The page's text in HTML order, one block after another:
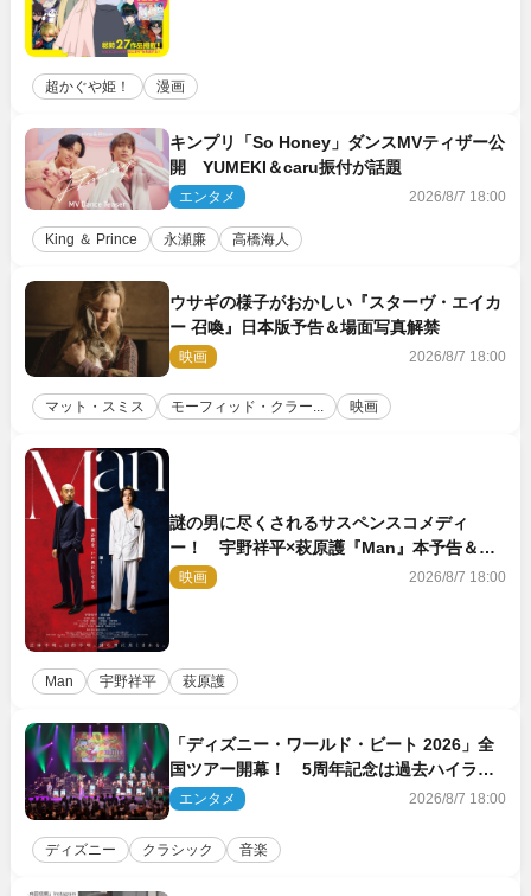
超かぐや姫！ 漫画
キンプリ「So Honey」ダンスMVティザー公
開 YUMEKI＆caru振付が話題
エンタメ 2026/8/7 18:00
King ＆ Prince 永瀬廉 高橋海人
ウサギの様子がおかしい『スターヴ・エイカ
ー 召喚』日本版予告＆場面写真解禁
映画 2026/8/7 18:00
マット・スミス モーフィッド・クラー... 映画
謎の男に尽くされるサスペンスコメディ
ー！ 宇野祥平×萩原護『Man』本予告＆新
ビジュアル解禁
映画 2026/8/7 18:00
Man 宇野祥平 萩原護
「ディズニー・ワールド・ビート 2026」全
国ツアー開幕！ 5周年記念は過去ハイライ
ト＆クルーズ旅を大満喫！【潜入レポート】
エンタメ 2026/8/7 18:00
ディズニー クラシック 音楽